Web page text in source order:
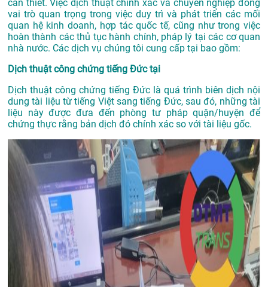
cần thiết. Việc dịch thuật chính xác và chuyên nghiệp đóng
vai trò quan trọng trong việc duy trì và phát triển các mối
quan hệ kinh doanh, hợp tác quốc tế, cũng như trong việc
hoàn thành các thủ tục hành chính, pháp lý tại các cơ quan
nhà nước. Các dịch vụ chúng tôi cung cấp tại bao gồm:
Dịch thuật công chứng tiếng Đức tại
Dịch thuật công chứng tiếng Đức là quá trình biên dịch nội
dung tài liệu từ tiếng Việt sang tiếng Đức, sau đó, những tài
liệu này được đưa đến phòng tư pháp quận/huyện để
chứng thực rằng bản dịch đó chính xác so với tài liệu gốc.